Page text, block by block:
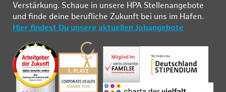
Ver­stär­kung. Schau­e in un­se­re HPA Stel­len­an­ge­bo­te
und fin­de deine be­ruf­li­che Zu­kunft bei uns im Ha­fen.
Hier findest Du unsere aktuellen Jobangebote